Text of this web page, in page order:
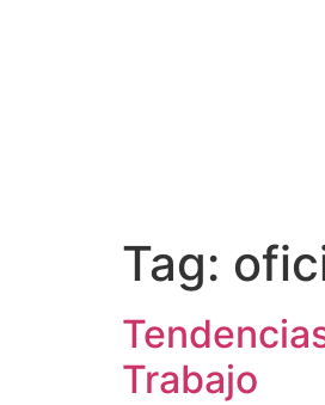
Tag:
Trabajo